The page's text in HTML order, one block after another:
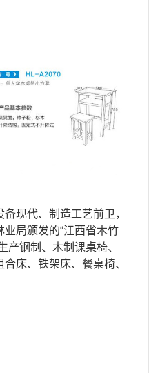
现代、制造工艺前卫，
局颁发的“江西省木竹
产钢制、木制课桌椅、
床、铁架床、餐桌椅、